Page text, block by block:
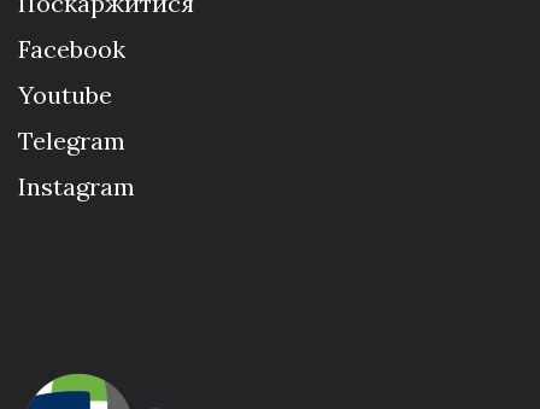
Facebook
Youtube
Telegram
Instagram